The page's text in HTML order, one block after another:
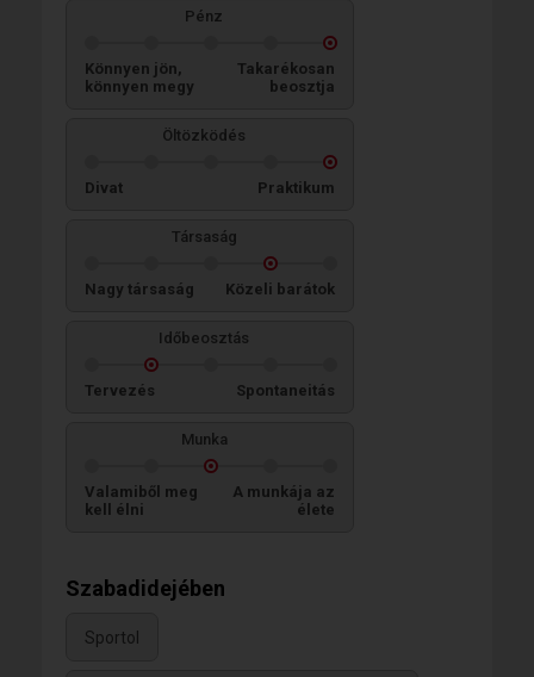
Pénz
Könnyen jön,
könnyen megy
Takarékosan
beosztja
Öltözködés
Divat Praktikum
Társaság
Nagy társaság Közeli barátok
Időbeosztás
Tervezés Spontaneitás
Munka
Valamiből meg
kell élni
A munkája az
élete
Szabadidejében
Sportol